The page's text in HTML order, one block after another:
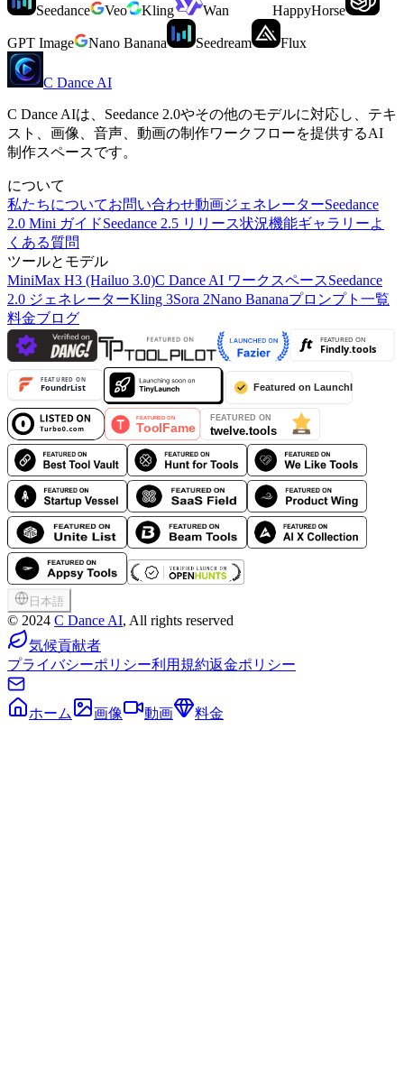
Seedance Veo Kling Wan HappyHorse
GPT Image Nano Banana Seedream Flux
C Dance AI
C Dance AIは、Seedance 2.0やその他のモデルに対応し、テキ
スト、画像、音声、動画の制作ワークフローを提供するAI
制作スペースです。
について
私たちについてお問い合わせ動画ジェネレーターSeedance
2.0 Mini ガイドSeedance 2.5 リリース状況機能ギャラリーよ
くある質問
ツールとモデル
MiniMax H3 (Hailuo 3.0)C Dance AI ワークスペースSeedance
2.0 ジェネレーターKling 3Sora 2Nano Bananaプロンプト一覧
料金ブログ
日本語
© 2024 C Dance AI, All rights reserved
気候貢献者
プライバシーポリシー利用規約返金ポリシー
ホーム 画像 動画 料金